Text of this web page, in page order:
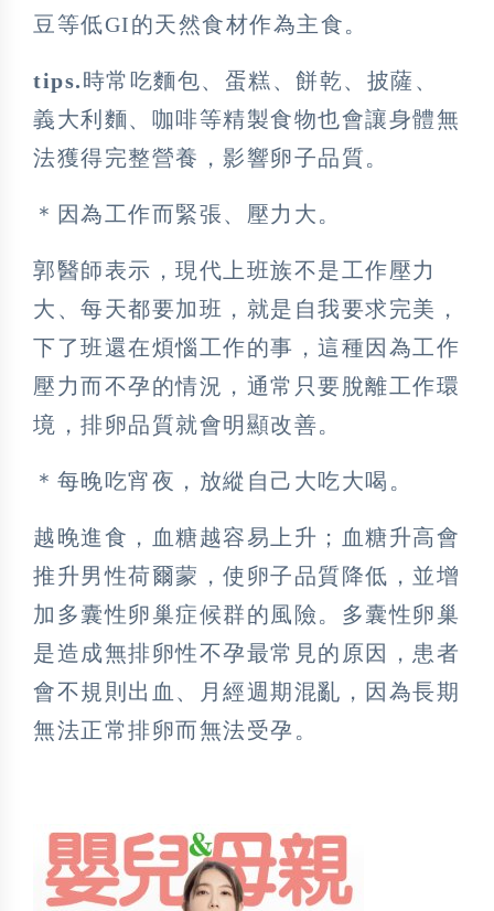
豆等低GI的天然食材作為主食。
tips.時常吃麵包、蛋糕、餅乾、披薩、
義大利麵、咖啡等精製食物也會讓身體無
法獲得完整營養，影響卵子品質。
＊因為工作而緊張、壓力大。
郭醫師表示，現代上班族不是工作壓力
大、每天都要加班，就是自我要求完美，
下了班還在煩惱工作的事，這種因為工作
壓力而不孕的情況，通常只要脫離工作環
境，排卵品質就會明顯改善。
＊每晚吃宵夜，放縱自己大吃大喝。
越晚進食，血糖越容易上升；血糖升高會
推升男性荷爾蒙，使卵子品質降低，並增
加多囊性卵巢症候群的風險。多囊性卵巢
是造成無排卵性不孕最常見的原因，患者
會不規則出血、月經週期混亂，因為長期
無法正常排卵而無法受孕。